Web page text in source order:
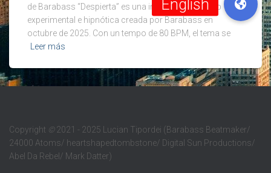
de Barabass “Despierta” es una instrumental de rap
experimental e hipnótica creada por Barabass en
octubre de 2025. Con un tempo de 80 BPM, el tema se
Leer más
Copyright ©2021 - 2025 Lucian Tipordei (Barabass Beatmaker/
24000 Atoms/ heartshapedtombstone/ Digital Sun Productions/
Abel Da Rebel/ Mark Datter)